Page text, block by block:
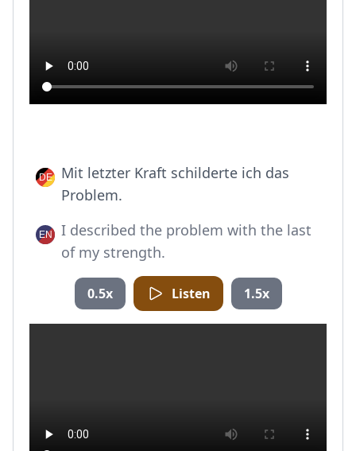
Mit letzter Kraft schilderte ich das
Problem.
I described the problem with the last
of my strength.
0.5x Listen 1.5x